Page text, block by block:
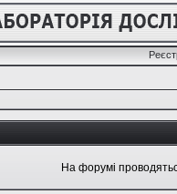
На форумі